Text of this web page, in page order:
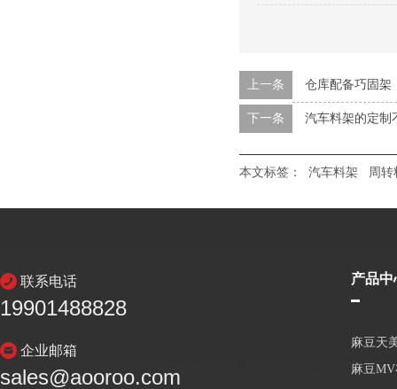
上一条 仓库配备巧固架
下一条 汽车料架的定制
本文标签： 汽车料架 周转
联系电话
19901488828
企业邮箱
sales@aooroo.com
产品中
麻豆天
麻豆